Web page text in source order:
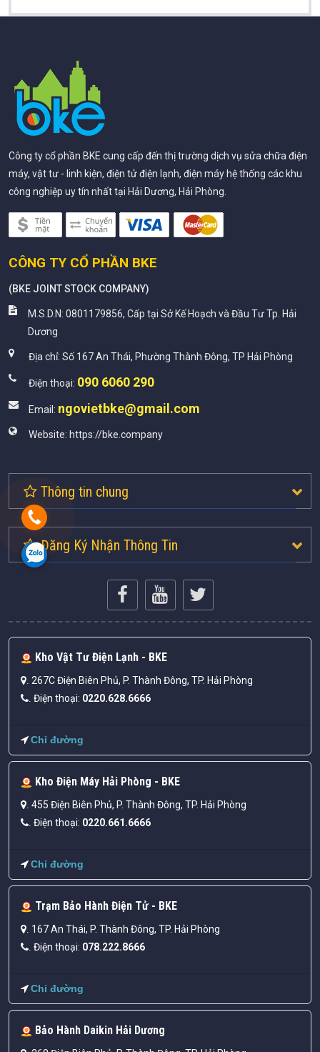
Công ty cổ phần BKE cung cấp đến thị trường dịch vụ sửa chữa điện
máy, vật tư - linh kiện, điện tử điện lạnh, điện máy hệ thống các khu
công nghiệp uy tín nhất tại Hải Dương, Hải Phòng.
CÔNG TY CỔ PHẦN BKE
(BKE JOINT STOCK COMPANY)
M.S.D.N: 0801179856, Cấp tại Sở Kế Hoạch và Đầu Tư Tp. Hải
Dương
Địa chỉ: Số 167 An Thái, Phường Thành Đông, TP Hải Phòng
Điện thoại: 090 6060 290
Email: ngovietbke@gmail.com
Website: https://bke.company
Thông tin chung
Đăng Ký Nhận Thông Tin
Kho Vật Tư Điện Lạnh - BKE
267C Điện Biên Phủ, P. Thành Đông, TP. Hải Phòng
Điện thoại: 0220.628.6666
Chỉ đường
Kho Điện Máy Hải Phòng - BKE
455 Điện Biên Phủ, P. Thành Đông, TP. Hải Phòng
Điện thoại: 0220.661.6666
Chỉ đường
Trạm Bảo Hành Điện Tử - BKE
167 An Thái, P. Thành Đông, TP. Hải Phòng
Điện thoại: 078.222.8666
Chỉ đường
Bảo Hành Daikin Hải Dương